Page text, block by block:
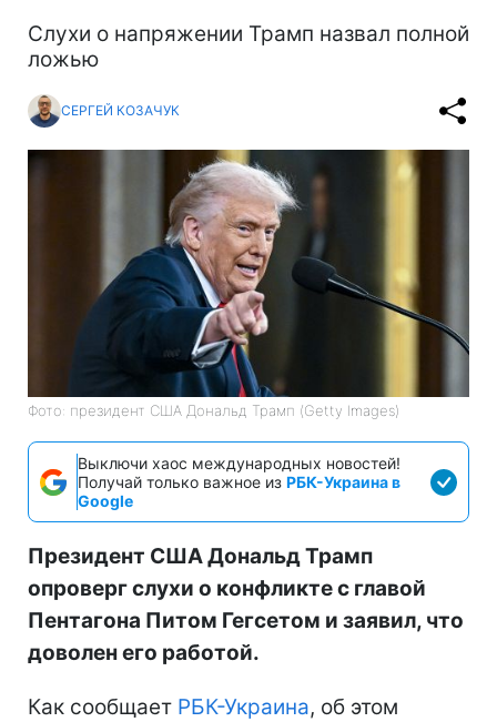
Слухи о напряжении Трамп назвал полной
ложью
СЕРГЕЙ КОЗАЧУК
Фото: президент США Дональд Трамп (Getty Images)
Выключи хаос международных новостей!
Получай только важное из РБК-Украина в
Google
Президент США Дональд Трамп
опроверг слухи о конфликте с главой
Пентагона Питом Гегсетом и заявил, что
доволен его работой.
Как сообщает РБК-Украина, об этом